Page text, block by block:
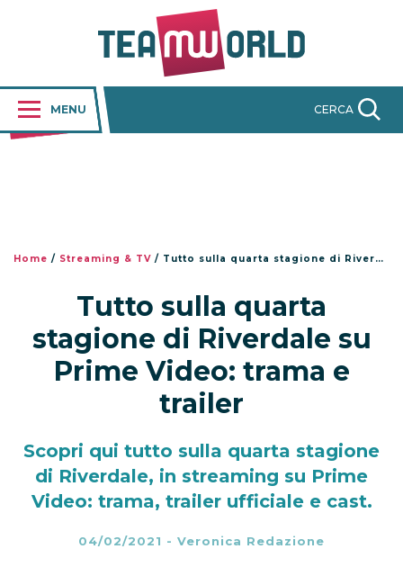
MENU CERCA
Home / Streaming & TV / Tutto sulla quarta stagione di Riverdale su Prime Video: trama e trailer
Tutto sulla quarta
stagione di Riverdale su
Prime Video: trama e
trailer
Scopri qui tutto sulla quarta stagione
di Riverdale, in streaming su Prime
Video: trama, trailer ufficiale e cast.
04/02/2021 - Veronica Redazione